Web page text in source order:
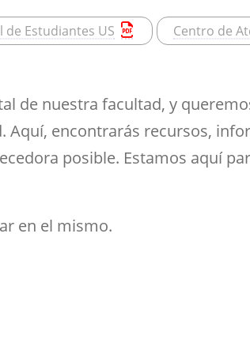
apoyo a
del 70%
Sala de tutorías
Comedor para
estudiantes
de Estudiantes US Centro de
de nuestra facultad, y
encontrarás recursos,
posible. Estamos aquí
en el mismo.